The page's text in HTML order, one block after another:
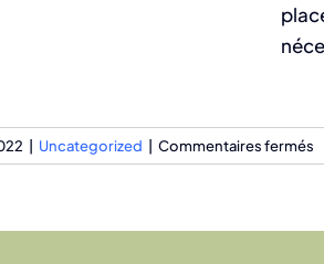
Uncategorized Commentaires fermés